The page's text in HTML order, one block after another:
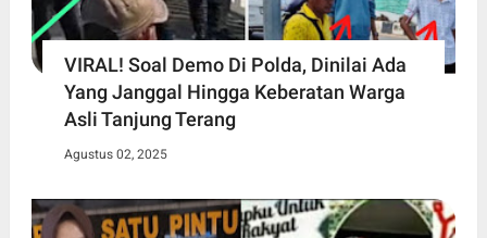
VIRAL! Soal Demo Di Polda, Dinilai Ada
Yang Janggal Hingga Keberatan Warga
Asli Tanjung Terang
Agustus 02, 2025